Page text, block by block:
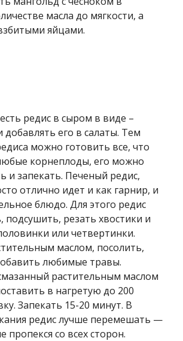
масла до мягкости, а
яйцами.
редис в сыром в виде –
добавлять его в салаты. Тем
можно готовить все, что
корнеплоды, его можно
и запекать. Печеный редис,
отлично идет и как гарнир, и
блюдо. Для этого редис
резать хвостики и
или четвертинки.
маслом, посолить,
любимые травы.
растительным маслом
в нагретую до 200
Запекать 15-20 минут. В
редис лучше перемешать —
пропекся со всех сторон.